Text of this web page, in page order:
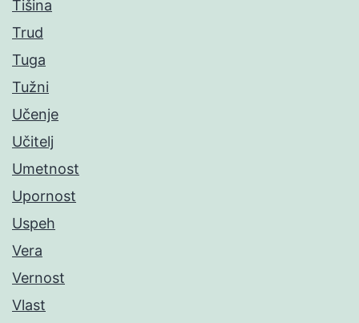
Tišina
Trud
Tuga
Tužni
Učenje
Učitelj
Umetnost
Upornost
Uspeh
Vera
Vernost
Vlast